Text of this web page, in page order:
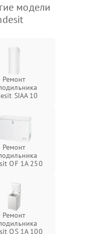
модели
Ремонт
SIAA 10
Ремонт
OF 1A 250
Ремонт
OS 1A 100